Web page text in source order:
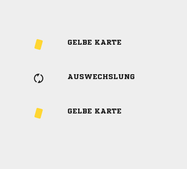
GELBE KARTE
AUSWECHSLUNG
GELBE KARTE